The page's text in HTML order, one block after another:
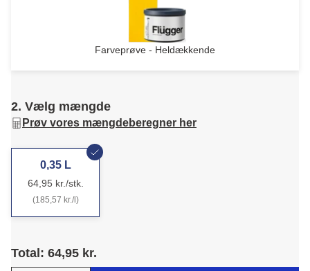
Farveprøve - Heldækkende
2. Vælg mængde
Prøv vores mængdeberegner her
0,35 L
64,95 kr./stk.
(185,57 kr./l)
Total: 64,95 kr.